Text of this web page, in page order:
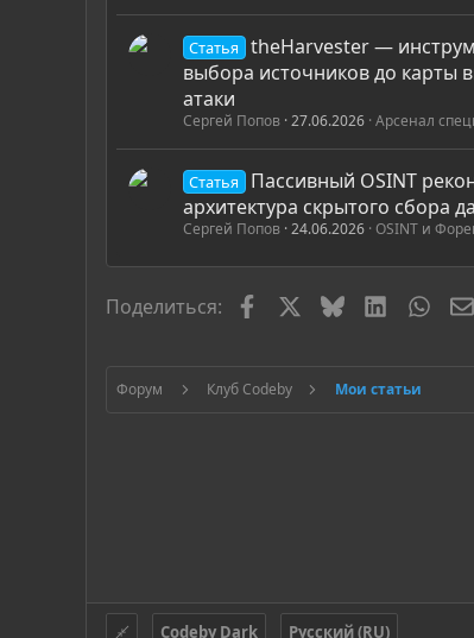
Статья
theHarvester —
выбора источников до карты
атаки
Сергей Попов 27.06.2026 Арсенал
Статья
Пассивный OSINT
архитектура скрытого сбора
Сергей Попов 24.06.2026 OSINT и
Поделиться: FacebookBlueskyLinkedIn
Форум Клуб Codeby Мои статьи
Codeby Dark Русский (RU)